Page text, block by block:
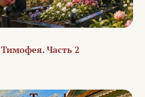
Часть 2